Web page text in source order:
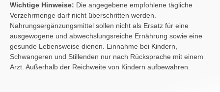
Wichtige Hinweise: Die angegebene empfohlene tägliche
Verzehrmenge darf nicht überschritten werden.
Nahrungsergänzungsmittel sollen nicht als Ersatz für eine
ausgewogene und abwechslungsreiche Ernährung sowie eine
gesunde Lebensweise dienen. Einnahme bei Kindern,
Schwangeren und Stillenden nur nach Rücksprache mit einem
Arzt. Außerhalb der Reichweite von Kindern aufbewahren.